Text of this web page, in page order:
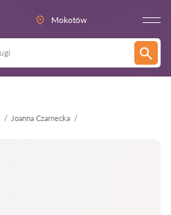
Mokotów
Joanna Czarnecka